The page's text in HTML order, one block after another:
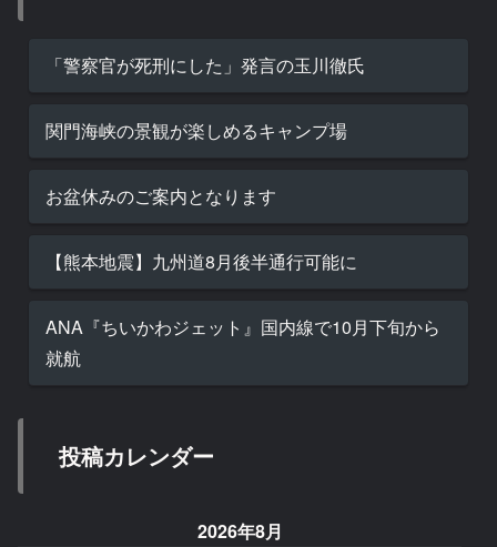
「警察官が死刑にした」発言の玉川徹氏
関門海峡の景観が楽しめるキャンプ場
お盆休みのご案内となります
【熊本地震】九州道8月後半通行可能に
ANA『ちいかわジェット』国内線で10月下旬から
就航
投稿カレンダー
2026年8月